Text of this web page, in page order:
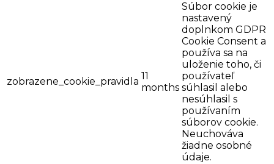
zobrazene_cookie_pravidla 11
months
Súbor cookie je
nastavený
doplnkom GDPR
Cookie Consent a
používa sa na
uloženie toho, či
používateľ
súhlasil alebo
nesúhlasil s
používaním
súborov cookie.
Neuchováva
žiadne osobné
údaje.